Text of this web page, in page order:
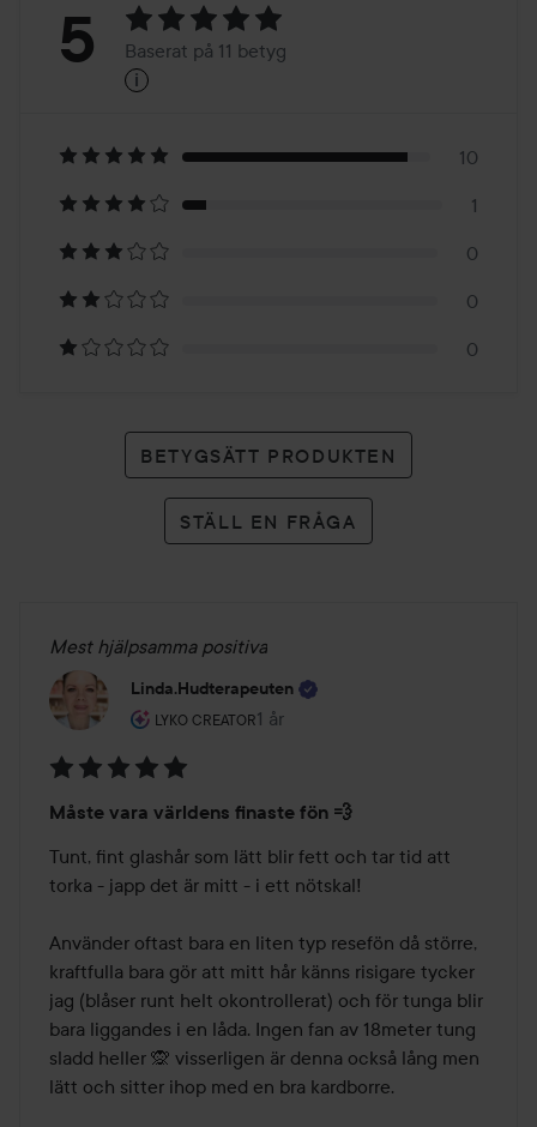
Betyg:
Baserat
på
11
betyg
5 Baserat på 11 betyg
i
10
1
0
0
0
BETYGSÄTT PRODUKTEN
STÄLL EN FRÅGA
Mest hjälpsamma positiva
Linda.hudterapeuten
LYKO CREATOR
Användarens roll: Lyko Creator.
1 år
Inlägget skapades 1 år
5
av
5
Måste vara världens finaste fön 💨
Tunt, fint glashår som lätt blir fett och tar tid att
torka - japp det är mitt - i ett nötskal!
Använder oftast bara en liten typ resefön då större,
kraftfulla bara gör att mitt hår känns risigare tycker
jag (blåser runt helt okontrollerat) och för tunga blir
bara liggandes i en låda. Ingen fan av 18meter tung
sladd heller 🙊 visserligen är denna också lång men
lätt och sitter ihop med en bra kardborre.